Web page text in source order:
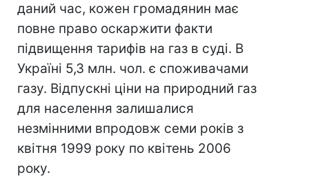
даний час, кожен громадянин має
повне право оскаржити факти
підвищення тарифів на газ в суді. В
Україні 5,3 млн. чол. є споживачами
газу. Відпускні ціни на природний газ
для населення залишалися
незмінними впродовж семи років з
квітня 1999 року по квітень 2006
року.